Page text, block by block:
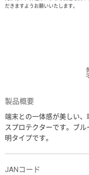
だきますようお願いいたします。
製品概要
端末との一体感が美しい
スプロテクターです。ブ
明タイプです。
JANコード